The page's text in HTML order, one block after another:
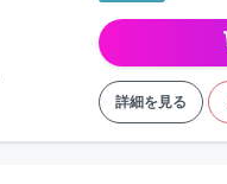
詳細を見る